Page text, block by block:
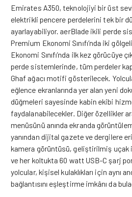
Emirates A350, teknolojiyi bir üst
elektrikli pencere perdelerini tek bir
ayarlayabiliyor. aerBlade ikili perde
Premium Ekonomi Sınıfı’nda iki
Ekonomi Sınıfı’nda ilk kez görücüye
perde sistemlerinde, tüm perdeler
Ghaf ağacı motifi gösterilecek.
eğlence ekranlarında yer alan yeni
düğmeleri sayesinde kabin ekibi
faydalanabilecekler. Diğer özellikler
menüsünü anında ekranda
yanından dijital gazete ve dergilere
kamera görüntüsü, geliştirilmiş uçak
ve her koltukta 60 watt USB-C şarj
yolcular, kişisel kulaklıkları için aynı
bağlantısını eşleştirme imkânı da